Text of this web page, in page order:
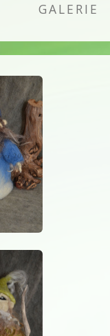
GALERIE